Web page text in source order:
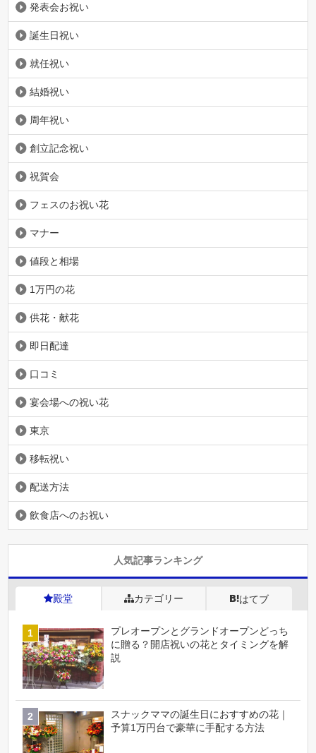
発表会お祝い
誕生日祝い
就任祝い
結婚祝い
周年祝い
創立記念祝い
祝賀会
フェスのお祝い花
マナー
値段と相場
1万円の花
供花・献花
即日配達
口コミ
宴会場への祝い花
東京
移転祝い
配送方法
飲食店へのお祝い
人気記事ランキング
殿堂 カテゴリー はてブ
プレオープンとグランドオープンどっち
に贈る？開店祝いの花とタイミングを解
説
スナックママの誕生日におすすめの花｜
予算1万円台で豪華に手配する方法